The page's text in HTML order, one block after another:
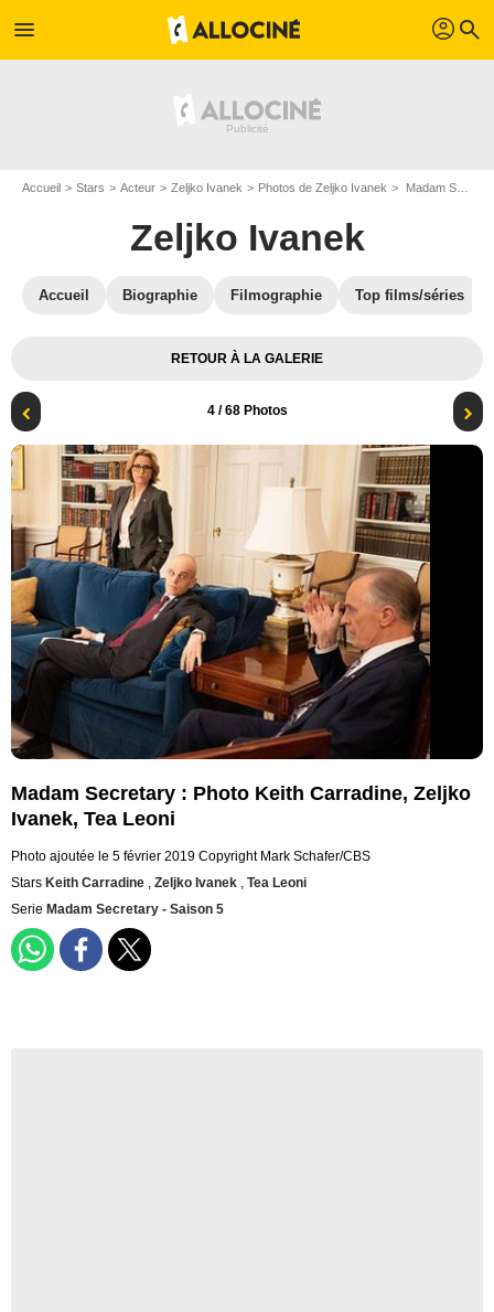
menu profil search
Accueil Stars Acteur Zeljko Ivanek Photos de Zeljko Ivanek Madam Secretary : Photo Keith Carradine, Zeljko Ivanek, Tea Leoni
Zeljko Ivanek
Accueil Biographie Filmographie Top films/séries
RETOUR À LA GALERIE
4/ 68 Photos
Madam Secretary : Photo Keith Carradine, Zeljko
Ivanek, Tea Leoni
Photo ajoutée le 5 février 2019 Copyright Mark Schafer/CBS
Stars Keith Carradine , Zeljko Ivanek , Tea Leoni
Serie Madam Secretary - Saison 5